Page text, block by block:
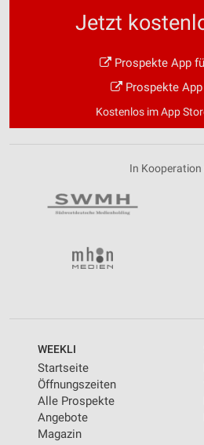
Jetzt
Prospekte App
Prospekte
Kostenlos im App
In Kooperation
WEEKLI
Startseite
Öffnungszeiten
Alle Prospekte
Angebote
Magazin